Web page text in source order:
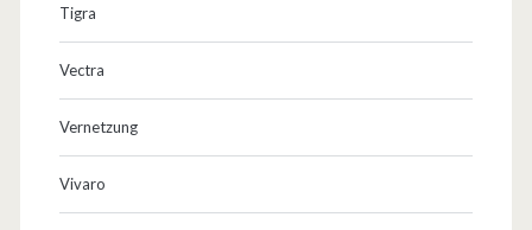
Tigra
Vectra
Vernetzung
Vivaro